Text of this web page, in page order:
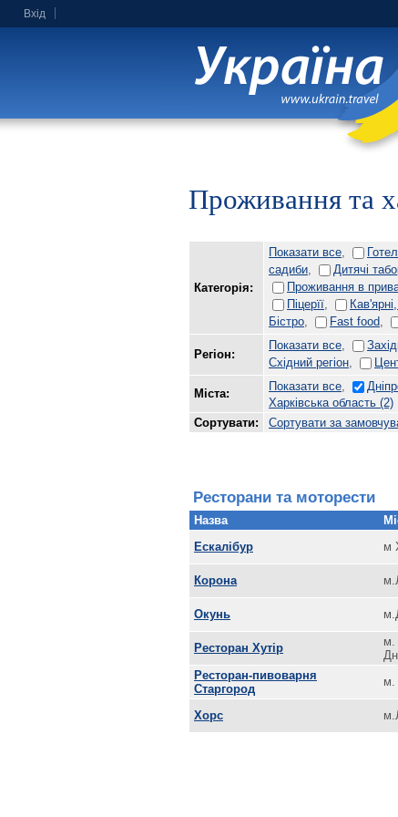
Вхід
Проживання та
Категорія:
Показати все
садиби
Дитячі
Проживання в
Піцерїї
Бістро
Fast food
Регіон:
Показати все
Східний регіон
Міста:
Показати все
Харківська область (2)
Сортувати:
Сортувати за
Ресторани та моторести
Назва
Ескалібур
м
Корона
Окунь
Ресторан Хутір
м.
Ресторан-пивоварня
Старгород
м.
Хорс